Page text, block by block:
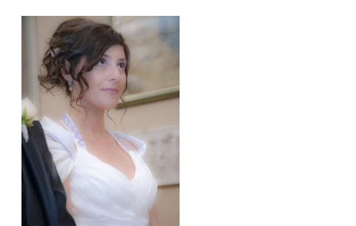
PORTFOLIO
SERVIZI
NEWS
CONTATTAMI